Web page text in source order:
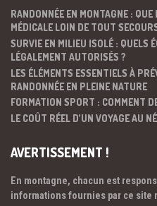
RANDONNÉE EN MONTAGNE : QUE
MÉDICALE LOIN DE TOUT
SURVIE EN MILIEU ISOLÉ : QUELS
LÉGALEMENT AUTORISÉS ?
LES ÉLÉMENTS ESSENTIELS À
RANDONNÉE EN PLEINE NATURE
FORMATION SPORT : COMMENT
LE COÛT RÉEL D’UN VOYAGE AU
AVERTISSEMENT !
En montagne, chacun est
informations fournies par ce site